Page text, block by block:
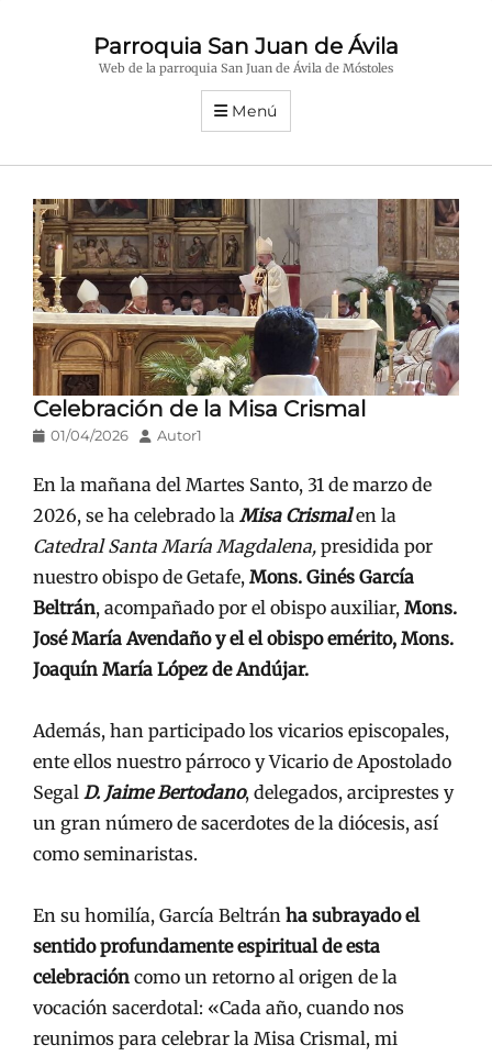
Parroquia San Juan de Ávila
Web de la parroquia San Juan de Ávila de Móstoles
Menú
Celebración de la Misa Crismal
Publicado
01/04/2026 Autor
Autor1
En la mañana del Martes Santo, 31 de marzo de
2026, se ha celebrado la Misa Crismalen la
Catedral Santa María Magdalena, presidida por
nuestro obispo de Getafe, Mons. Ginés García
Beltrán, acompañado por el obispo auxiliar, Mons.
José María Avendaño y el el obispo emérito, Mons.
Joaquín María López de Andújar.
Además, han participado los vicarios episcopales,
ente ellos nuestro párroco y Vicario de Apostolado
Segal D. Jaime Bertodano, delegados, arciprestes y
un gran número de sacerdotes de la diócesis, así
como seminaristas.
En su homilía, García Beltrán ha subrayado el
sentido profundamente espiritual de esta
celebración como un retorno al origen de la
vocación sacerdotal: «Cada año, cuando nos
reunimos para celebrar la Misa Crismal, mi